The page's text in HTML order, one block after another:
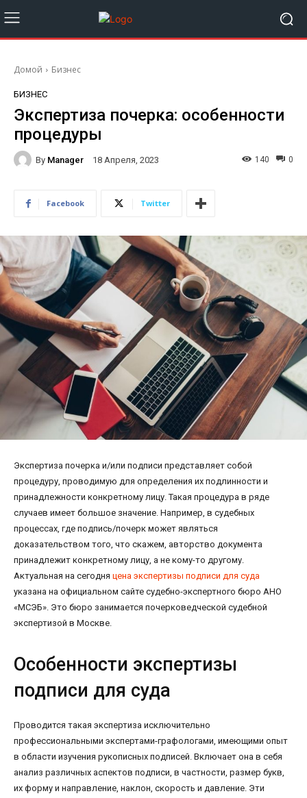
Домой Бизнес
БИЗНЕС
Экспертиза почерка: особенности
процедуры
By Manager 18 Апреля, 2023 0
140
Facebook Twitter
Экспертиза почерка и/или подписи представляет собой
процедуру, проводимую для определения их подлинности и
принадлежности конкретному лицу. Такая процедура в ряде
случаев имеет большое значение. Например, в судебных
процессах, где подпись/почерк может являться
доказательством того, что скажем, авторство документа
принадлежит конкретному лицу, а не кому-то другому.
Актуальная на сегодня цена экспертизы подписи для суда
указана на официальном сайте судебно-экспертного бюро АНО
«МСЭБ». Это бюро занимается почерковедческой судебной
экспертизой в Москве.
Особенности экспертизы
подписи для суда
Проводится такая экспертиза исключительно
профессиональными экспертами-графологами, имеющими опыт
в области изучения рукописных подписей. Включает она в себя
анализ различных аспектов подписи, в частности, размер букв,
их форму и направление, наклон, скорость и давление. Эти